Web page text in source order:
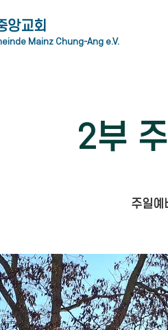
앙교회
Mainz Chung-Ang e.V.
2부